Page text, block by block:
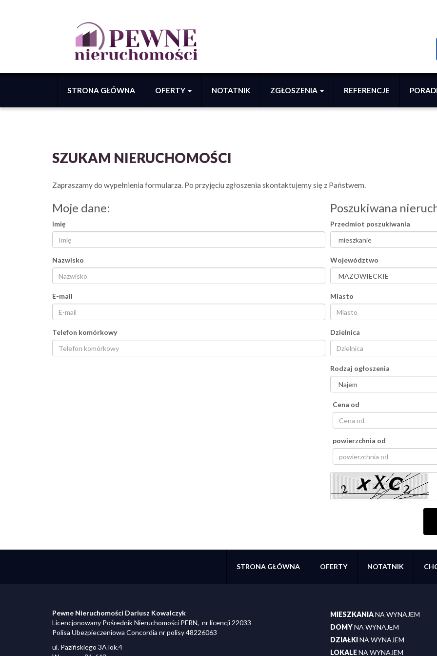
STRONA GŁÓWNA OFERTY NOTATNIK ZGŁOSZENIA REFERENCJE
SZUKAM NIERUCHOMOŚCI
Zapraszamy do wypełnienia formularza. Po przyjęciu zgłoszenia skontaktujemy się z Państwem.
Moje dane:
Imię
Nazwisko
E-mail
Telefon komórkowy
Poszukiwana
Przedmiot poszukiwania
Województwo
Miasto
Dzielnica
Rodzaj ogłoszenia
Cena od
powierzchnia od
STRONA GŁÓWNA OFERTY NOTATNIK
Pewne Nieruchomości Dariusz Kowalczyk
Licencjonowany Pośrednik Nieruchomości PFRN, nr licencji 22033
Polisa Ubezpieczeniowa Concordia nr polisy 48226063
ul. Pazińskiego 3A lok.4
MIESZKANIANA WYNAJEM
DOMYNA WYNAJEM
DZIAŁKINA WYNAJEM
LOKALENA WYNAJEM